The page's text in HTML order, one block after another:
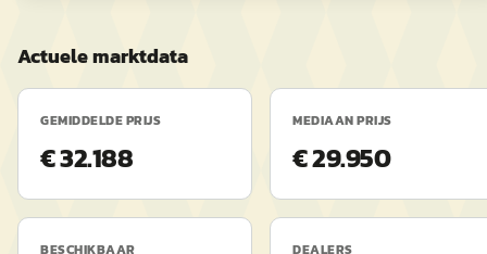
Actuele marktdata
GEMIDDELDE PRIJS
€ 32.188
MEDIAAN PRIJS
€ 29.950
BESCHIKBAAR DEALERS